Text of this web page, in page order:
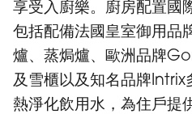
享受入廚樂。廚房配置國
包括配備法國皇室御用
爐、蒸焗爐、歐洲品牌
及雪櫃以及知名品牌
熱淨化飲用水，為住戶提